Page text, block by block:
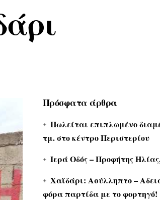
Πρόσφατα άρθρα
Πωλείται επιπλωμένο
τμ. στο κέντρο Περιστερίου
Ιερά Οδός – Προφήτης
Χαϊδάρι: Ασύλληπτο –
φόρα παρτίδα με το φορτηγό!